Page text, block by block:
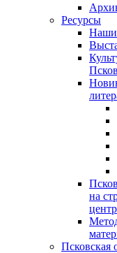
Ресурсы
Наши
на
Псковская